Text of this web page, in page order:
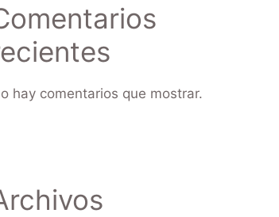
hay comentarios que mostrar.